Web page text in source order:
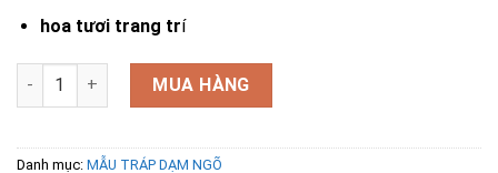
hoa tươi trang trí
Lễ dạm ngõ DN-12002 số lượng
MUA HÀNG
Danh mục: MẪU TRÁP DẠM NGÕ